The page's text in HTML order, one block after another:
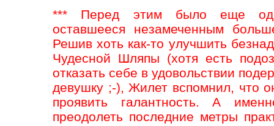
*** Перед этим было еще
оставшееся незамеченным
Решив хоть как-то улучшить
Чудесной Шляпы (хотя есть
отказать себе в удовольствии
девушку ;-), Жилет вспомнил, что
проявить галантность. А
преодолеть последние метры